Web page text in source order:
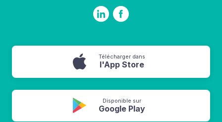
Télécharger dans
l'App Store
Disponible sur
Google Play